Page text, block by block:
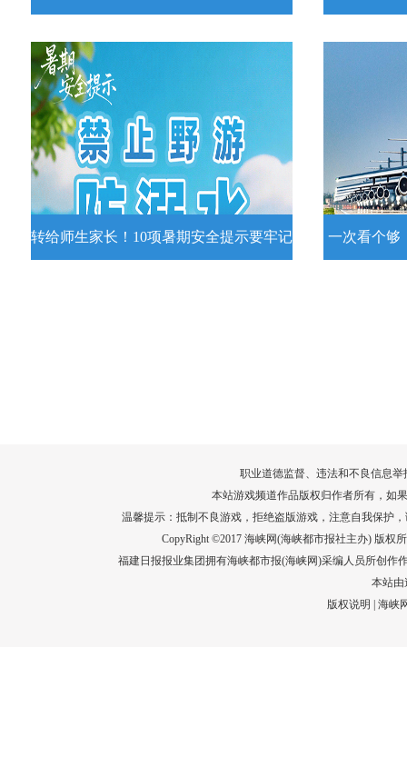
收藏！夏日专属好运莲花头像
夏日专属好运莲花头像！
详情
转存！1
况发布。
转给师生家长！10项暑期安全提示要牢记 一次看个够
职业道德监督、违法和不良信息举
本站游戏频道作品版权归作者所有，如
温馨提示：抵制不良游戏，拒绝盗版游戏，注意自我保护
CopyRight ©2017 海峡网(海峡都市报社主办) 版权
福建日报报业集团拥有海峡都市报(海峡网)采编人员所创作
本站由
版权说明
|海峡